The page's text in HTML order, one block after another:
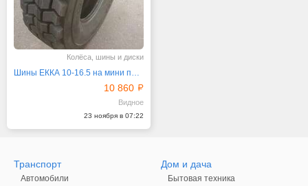
Колёса, шины и диски
Шины ЕККА 10-16.5 на мини погрузчик
10 860
Видное
23 ноября в 07:22
Транспорт
Автомобили
Дом и дача
Бытовая техника